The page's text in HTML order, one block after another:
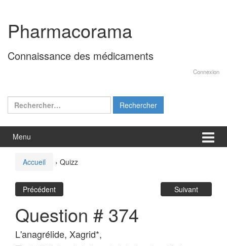
contenu
menu
principal
Pharmacorama
Connaissance des médicaments
Connexion
Rechercher :
Menu
Accueil › Quizz
Précédent Suivant
Question # 374
L'anagrélide, Xagrid*,